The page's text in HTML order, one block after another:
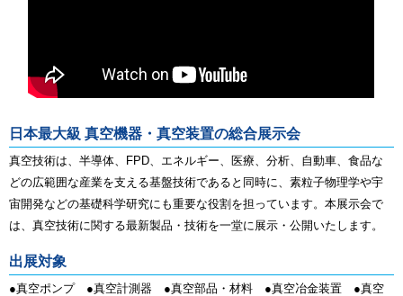
日本最大級 真空機器・真空装置の総合展示会
真空技術は、半導体、FPD、エネルギー、医療、分析、自動車、食品な
どの広範囲な産業を支える基盤技術であると同時に、素粒子物理学や宇
宙開発などの基礎科学研究にも重要な役割を担っています。本展示会で
は、真空技術に関する最新製品・技術を一堂に展示・公開いたします。
出展対象
●真空ポンプ ●真空計測器 ●真空部品・材料 ●真空冶金装置 ●真空